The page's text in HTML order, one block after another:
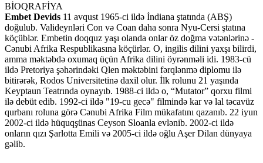
BİOQRAFİYA
Embet Devids 11 avqust 1965-ci ildə İndiana ştatında (ABŞ)
doğulub. Valideynləri Con və Coan daha sonra Nyu-Cersi ştatına
köçüblər. Embetin doqquz yaşı olanda onlar öz doğma vətənlərinə -
Cənubi Afrika Respublikasına köçürlər. O, ingilis dilini yaxşı bilirdi,
amma məktəbdə oxumaq üçün Afrika dilini öyrənməli idi. 1983-cü
ildə Pretoriya şəhərindəki Qlen məktəbini fərqlənmə diplomu ilə
bitirərək, Rodos Universitetinə daxil olur. İlk rolunu 21 yaşında
Keyptaun Teatrında oynayıb. 1988-ci ildə o, “Mutator” qorxu filmi
ilə debüt edib. 1992-ci ildə "19-cu gecə" filmində kar və lal təcavüz
qurbanı roluna görə Cənubi Afrika Film mükafatını qazanıb. 22 iyun
2002-ci ildə hüquqşünas Ceyson Sloanla evlənib. 2002-ci ildə
onların qızı Şarlotta Emili və 2005-ci ildə oğlu Aşer Dilan dünyaya
gəlib.